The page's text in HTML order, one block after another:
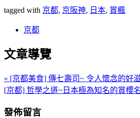
tagged with 京都, 京阪神, 日本, 賞楓
京都
文章導覽
« [京都美食] 傳七壽司~ 令人懷念的好
[京都] 哲學之道~日本極為知名的賞櫻
發佈留言